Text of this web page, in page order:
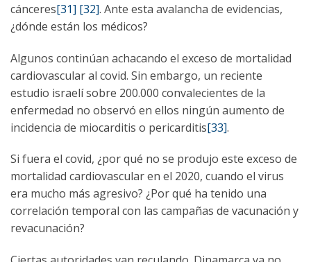
cánceres[31] [32]. Ante esta avalancha de evidencias,
¿dónde están los médicos?
Algunos continúan achacando el exceso de mortalidad
cardiovascular al covid. Sin embargo, un reciente
estudio israelí sobre 200.000 convalecientes de la
enfermedad no observó en ellos ningún aumento de
incidencia de miocarditis o pericarditis[33].
Si fuera el covid, ¿por qué no se produjo este exceso de
mortalidad cardiovascular en el 2020, cuando el virus
era mucho más agresivo? ¿Por qué ha tenido una
correlación temporal con las campañas de vacunación y
revacunación?